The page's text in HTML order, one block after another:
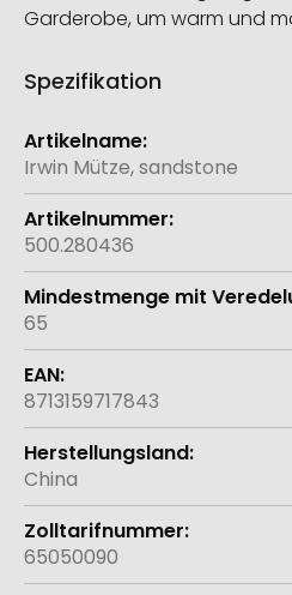
Garderobe, um warm und
Spezifikation
Weitere
Informationen
Irwin Mütze, sandstone
500.280436
65
8713159717843
China
65050090